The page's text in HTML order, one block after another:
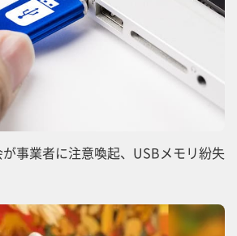
事業者に注意喚起、USBメモリ紛失